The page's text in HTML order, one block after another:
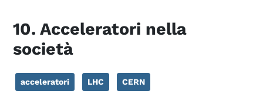
10. Acceleratori nella
società
acceleratori LHC CERN